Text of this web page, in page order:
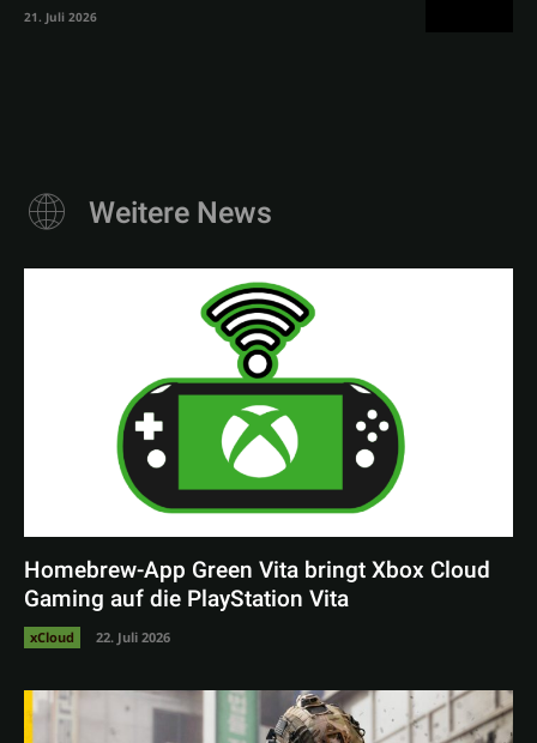
21. Juli 2026
Weitere News
Homebrew-App Green Vita bringt Xbox Cloud
Gaming auf die PlayStation Vita
xCloud 22. Juli 2026